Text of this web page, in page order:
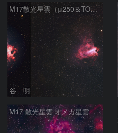
M17散光星雲（μ250＆TOA130）
谷 明
M17 散光星雲 オメガ星雲